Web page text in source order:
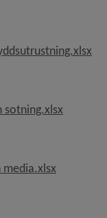
,
sotning.xlsx, 15.9
, 15.3 kB,